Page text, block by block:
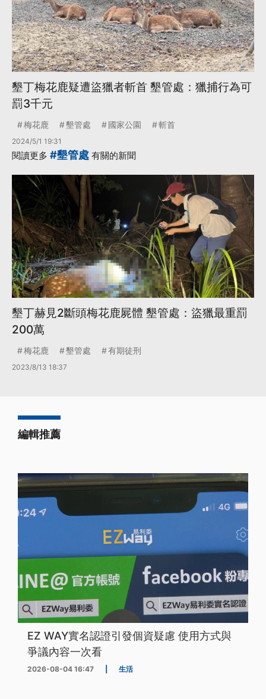
墾丁梅花鹿疑遭盜獵者斬首 墾管處：獵捕行為可
罰3千元
梅花鹿 墾管處 國家公園 斬首
2024/5/1 19:31
閱讀更多 #墾管處 有關的新聞
墾丁赫見2斷頭梅花鹿屍體 墾管處：盜獵最重罰
200萬
梅花鹿 墾管處 有期徒刑
2023/8/13 18:37
編輯推薦
EZ WAY實名認證引發個資疑慮 使用方式與
爭議內容一次看
2026-08-04 16:47 生活